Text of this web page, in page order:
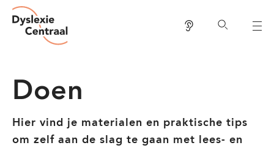
Overslaan
inhoud
Centraal
Lees voorZoeken
Doen
Hier vind je materialen en praktische tips
om zelf aan de slag te gaan met lees- en